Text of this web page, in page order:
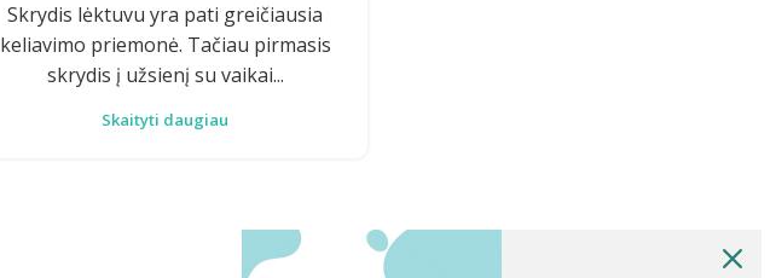
Skrydis lėktuvu yra pati greičiausia
keliavimo priemonė. Tačiau pirmasis
skrydis į užsienį su vaikai...
Skaityti daugiau